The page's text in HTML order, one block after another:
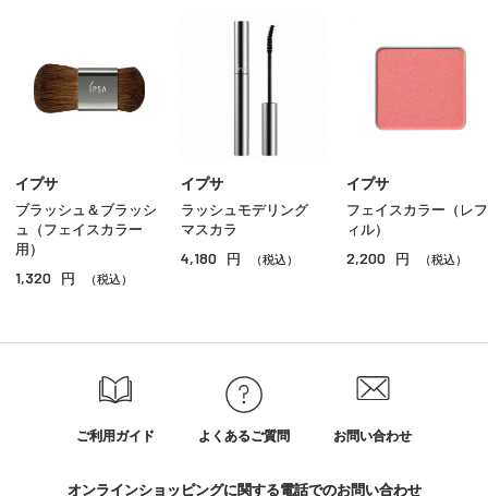
マスカラ
グロス
チーク
シェーディング・ハイライト
その他のメイクアップ
イプサ
ブラッシュ＆ブラッシ
ュ（フェイスカラー
用）
1,320 円 （税込）
イプサ
ラッシュモデリング
マスカラ
4,180 円 （税込）
イプサ
フェイスカラー（レフ
ィル）
2,200 円 （税込）
ご利用ガイド よくあるご質問 お問い合わせ
オンラインショッピングに関する電話でのお問い合わせ